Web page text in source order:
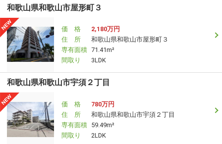
和歌山県和歌山市屋形町３
価 格
2,180万円
住 所
和歌山県和歌山市屋形町３
専有面積 71.41m²
間取り
3LDK
和歌山県和歌山市宇須２丁目
価 格
780万円
住 所
和歌山県和歌山市宇須２丁目
専有面積 59.49m²
間取り
2LDK